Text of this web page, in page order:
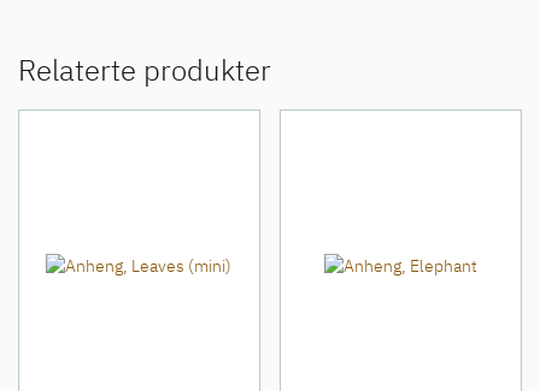
Relaterte produkter